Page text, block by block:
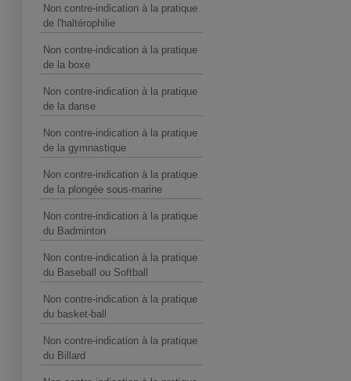
Non contre-indication à la pratique
de l'haltérophilie
Non contre-indication à la pratique
de la boxe
Non contre-indication à la pratique
de la danse
Non contre-indication à la pratique
de la gymnastique
Non contre-indication à la pratique
de la plongée sous-marine
Non contre-indication à la pratique
du Badminton
Non contre-indication à la pratique
du Baseball ou Softball
Non contre-indication à la pratique
du basket-ball
Non contre-indication à la pratique
du Billard